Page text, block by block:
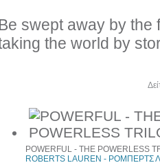
Be swept away by the
the world by
POWERFUL - THE POWERLESS
ROBERTS LAUREN - ΡΟΜΠΕΡΤΣ